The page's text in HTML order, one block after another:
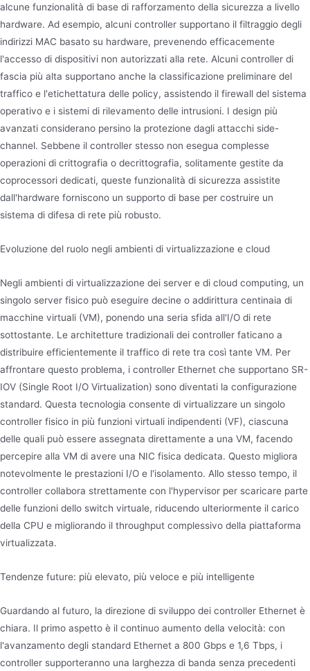
alcune funzionalità di base di rafforzamento della sicurezza a livello
hardware. Ad esempio, alcuni controller supportano il filtraggio degli
indirizzi MAC basato su hardware, prevenendo efficacemente
l'accesso di dispositivi non autorizzati alla rete. Alcuni controller di
fascia più alta supportano anche la classificazione preliminare del
traffico e l'etichettatura delle policy, assistendo il firewall del sistema
operativo e i sistemi di rilevamento delle intrusioni. I design più
avanzati considerano persino la protezione dagli attacchi side-
channel. Sebbene il controller stesso non esegua complesse
operazioni di crittografia o decrittografia, solitamente gestite da
coprocessori dedicati, queste funzionalità di sicurezza assistite
dall'hardware forniscono un supporto di base per costruire un
sistema di difesa di rete più robusto.
Evoluzione del ruolo negli ambienti di virtualizzazione e cloud
Negli ambienti di virtualizzazione dei server e di cloud computing, un
singolo server fisico può eseguire decine o addirittura centinaia di
macchine virtuali (VM), ponendo una seria sfida all'I/O di rete
sottostante. Le architetture tradizionali dei controller faticano a
distribuire efficientemente il traffico di rete tra così tante VM. Per
affrontare questo problema, i controller Ethernet che supportano SR-
IOV (Single Root I/O Virtualization) sono diventati la configurazione
standard. Questa tecnologia consente di virtualizzare un singolo
controller fisico in più funzioni virtuali indipendenti (VF), ciascuna
delle quali può essere assegnata direttamente a una VM, facendo
percepire alla VM di avere una NIC fisica dedicata. Questo migliora
notevolmente le prestazioni I/O e l'isolamento. Allo stesso tempo, il
controller collabora strettamente con l'hypervisor per scaricare parte
delle funzioni dello switch virtuale, riducendo ulteriormente il carico
della CPU e migliorando il throughput complessivo della piattaforma
virtualizzata.
Tendenze future: più elevato, più veloce e più intelligente
Guardando al futuro, la direzione di sviluppo dei controller Ethernet è
chiara. Il primo aspetto è il continuo aumento della velocità: con
l'avanzamento degli standard Ethernet a 800 Gbps e 1,6 Tbps, i
controller supporteranno una larghezza di banda senza precedenti